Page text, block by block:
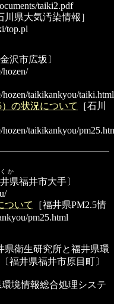
taiki2.pdf
川県大気汚染情報］
top.pl
沢市広坂〕
taikikankyou/taiki.html
の状況について
［石川
taikikankyou/
か
井県福井市大手〕
ついて
［福井県PM2.5情
pm25.html
県衛生研究所と福井県環
福井県福井市原目町〕
環境情報総合処理システ